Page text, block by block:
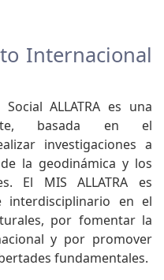
Internacional
ALLATRA es una
basada en el
investigaciones a
la geodinámica y los
El MIS ALLATRA es
en el
por fomentar la
y por promover
fundamentales.